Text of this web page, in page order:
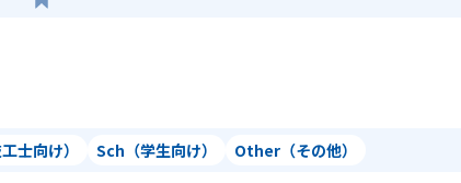
士向け） Sch（学生向け） Other（その他）